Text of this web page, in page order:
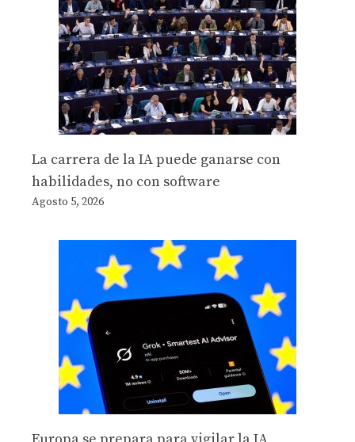
La carrera de la IA puede ganarse con
habilidades, no con software
Agosto 5, 2026